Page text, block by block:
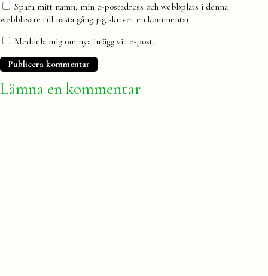
Spara mitt namn, min e-postadress och webbplats i denna
webbläsare till nästa gång jag skriver en kommentar.
Meddela mig om nya inlägg via e-post.
Lämna en kommentar